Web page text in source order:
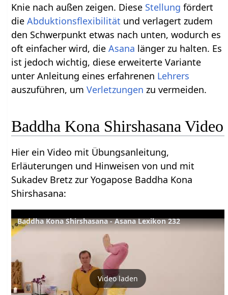
Knie nach außen zeigen. Diese Stellung fördert
dieAbduktionsflexibilität und verlagert zudem
den Schwerpunkt etwas nach unten, wodurch es
oft einfacher wird, dieAsana länger zu halten. Es
ist jedoch wichtig, diese erweiterte Variante
unter Anleitung eines erfahrenen Lehrers
auszuführen, umVerletzungen zu vermeiden.
Baddha Kona Shirshasana Video
Hier ein Video mit Übungsanleitung,
Erläuterungen und Hinweisen von und mit
Sukadev Bretz zur Yogapose Baddha Kona
Shirshasana:
Baddha Kona Shirshasana - Asana Lexikon 232
Video laden